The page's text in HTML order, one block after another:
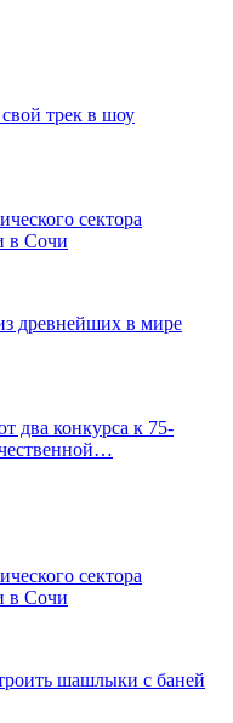
трек в шоу
сектора
в Сочи
древнейших в мире
два конкурса к 75-
сектора
в Сочи
шашлыки с баней